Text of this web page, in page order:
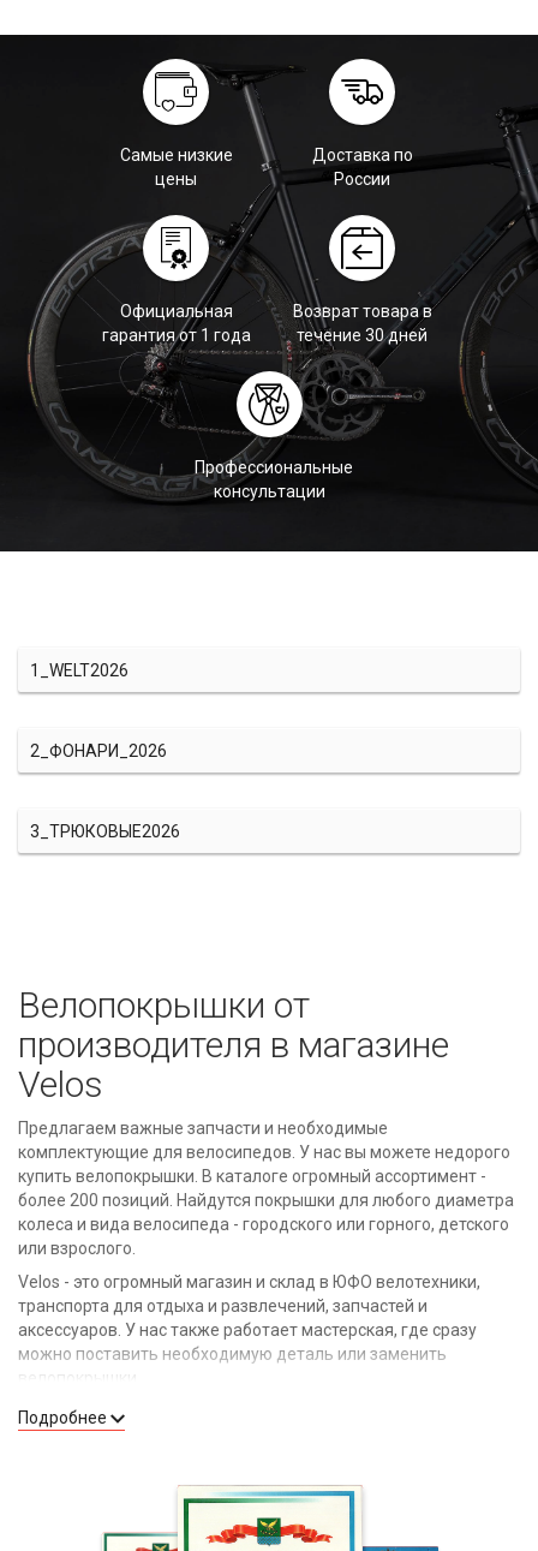
Самые низкие
цены
Доставка по
России
Официальная
гарантия от 1 года
Возврат товара в
течение 30 дней
Профессиональные
консультации
1_WELT2026
2_ФОНАРИ_2026
3_ТРЮКОВЫЕ2026
Велопокрышки от
производителя в магазине
Velos
Предлагаем важные запчасти и необходимые
комплектующие для велосипедов. У нас вы можете недорого
купить велопокрышки. В каталоге огромный ассортимент -
более 200 позиций. Найдутся покрышки для любого диаметра
колеса и вида велосипеда - городского или горного, детского
или взрослого.
Velos - это огромный магазин и склад в ЮФО велотехники,
транспорта для отдыха и развлечений, запчастей и
аксессуаров. У нас также работает мастерская, где сразу
можно поставить необходимую деталь или заменить
Преимущества покупки велопокрышек у
Качественный товар. Реализуем продукцию только
надежных производителей. В числе брендов,
Подробнее